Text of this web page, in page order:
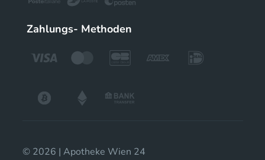
Zahlungs- Methoden
© 2026 | Apotheke Wien 24